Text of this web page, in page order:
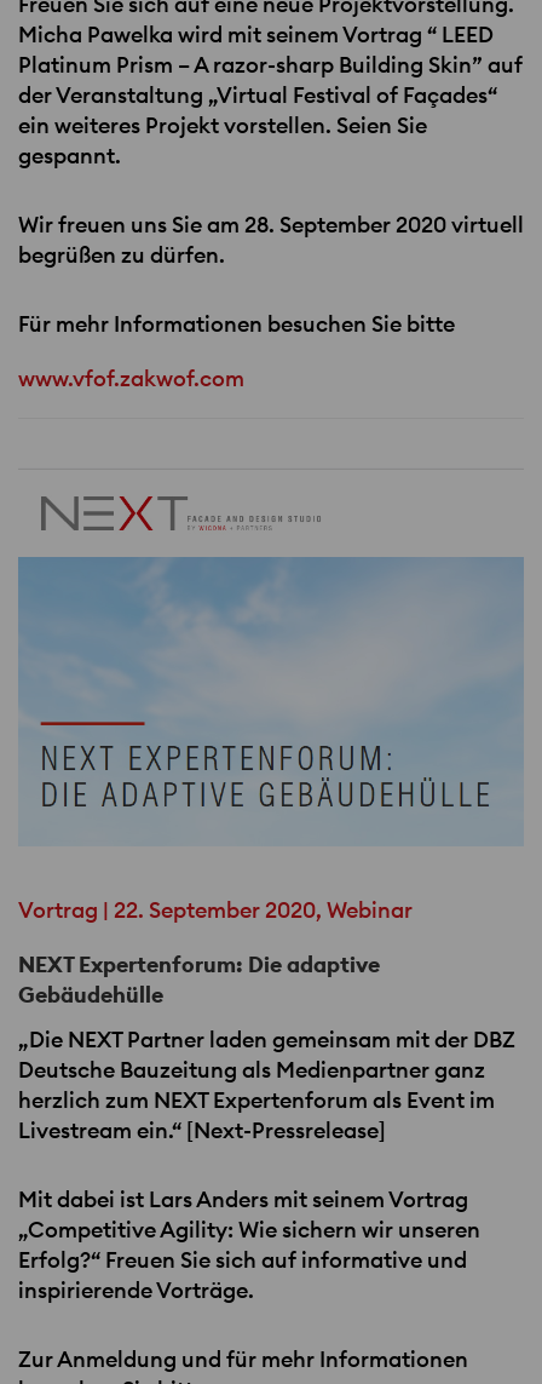
Micha Pawelka wird mit seinem Vortrag “ LEED
Platinum Prism – A razor-sharp Building Skin” auf
der Veranstaltung „Virtual Festival of Façades“
ein weiteres Projekt vorstellen. Seien Sie
gespannt.
Wir freuen uns Sie am 28. September 2020 virtuell
begrüßen zu dürfen.
Für mehr Informationen besuchen Sie bitte
www.vfof.zakwof.com
Vortrag | 22. September 2020, Webinar
NEXT Expertenforum: Die adaptive
Gebäudehülle
„Die NEXTPartner laden gemeinsam mit der DBZ
Deutsche Bauzeitung als Medienpartner ganz
herzlich zum NEXTExpertenforum als Event im
Livestream ein.“ [Next-Pressrelease]
Mit dabei ist Lars Anders mit seinem Vortrag
„Competitive Agility: Wie sichern wir unseren
Erfolg?“ Freuen Sie sich auf informative und
inspirierende Vorträge.
Zur Anmeldung und für mehr Informationen